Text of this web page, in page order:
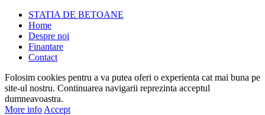
STATIA DE BETOANE
Home
Despre noi
Finantare
Contact
Folosim cookies pentru a va putea oferi o experienta cat mai buna pe
site-ul nostru. Continuarea navigarii reprezinta acceptul
dumneavoastra.
More info Accept